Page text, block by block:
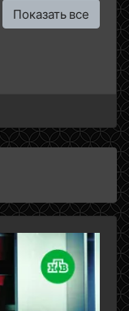
Показать все